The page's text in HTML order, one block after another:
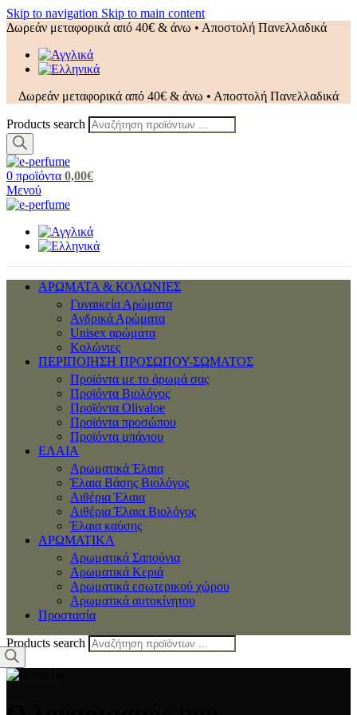
Skip to navigation Skip to main content
Δωρεάν μεταφορικά από 40€ & άνω • Αποστολή Πανελλαδικά
Δωρεάν μεταφορικά από 40€ & άνω • Αποστολή Πανελλαδικά
Products search
0 προϊόντα 0,00€
Μενού
ΑΡΩΜΑΤΑ & ΚΟΛΩΝΙΕΣ
Γυναικεία Αρώματα
Ανδρικά Αρώματα
Unisex αρώματα
Κολώνιες
ΠΕΡΙΠΟΙΗΣΗ ΠΡΟΣΩΠΟΥ-ΣΩΜΑΤΟΣ
Προϊόντα με το άρωμά σας
Προϊόντα Βιολόγος
Προϊόντα Olivaloe
Προϊόντα προσώπου
Προϊόντα μπάνιου
ΕΛΑΙΑ
Αρωματικά Έλαια
Έλαια Βάσης Βιολόγος
Αιθέρια Έλαια
Αιθέρια Έλαια Βιολόγος
Έλαια καύσης
ΑΡΩΜΑΤΙΚΑ
Αρωματικά Σαπούνια
Αρωματικά Κεριά
Αρωματικά εσωτερικού χώρου
Αρωματικά αυτοκίνητου
Προστασία
Products search